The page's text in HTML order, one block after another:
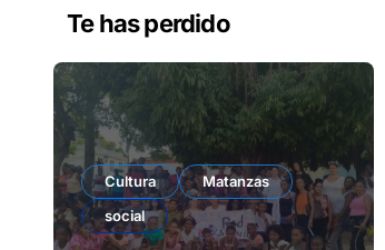
Te has perdido
Cultura
Matanzas
social